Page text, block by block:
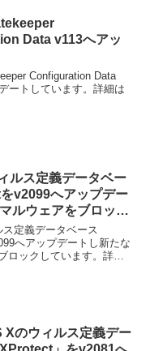
Data v113へアッ
Configuration Data
ートしています。詳細は
ルス定義データベー
v2099へアップデー
ルウェアをブロッ
定義データベース
へアップデートし新たな
ロックしています。詳細
Xのウィルス定義デー